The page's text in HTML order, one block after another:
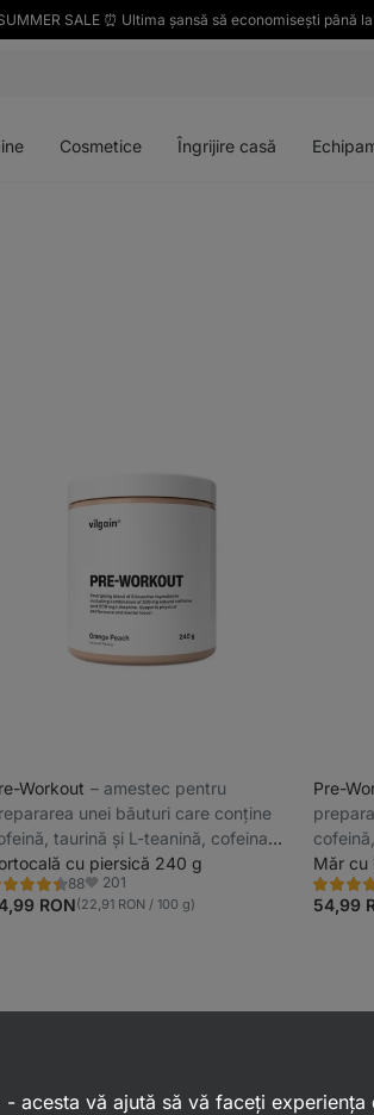
SALE ⏰ Ultima șansă să economisești până
Cosmetice Îngrijire casă
Workout ⁠–⁠ amestec pentru
unei băuturi care conține
taurină și L-teanină, cofeina
la îmbunătățirea vigilenței și a
destinată înainte de
fizică
cu piersică 240 g
88
5,
Favorite
201
RON(22,91 RON / 100 g)
Pre-
ajută la
Măr cu
Evaluare
4.5/5,
63
54,99
acesta vă ajută să vă faceți experiența